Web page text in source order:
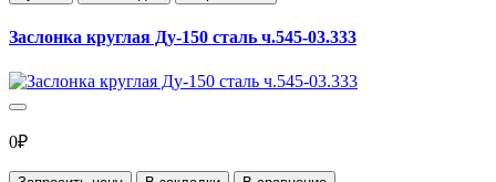
Заслонка круглая Ду-150 сталь ч.545-03.333
0₽